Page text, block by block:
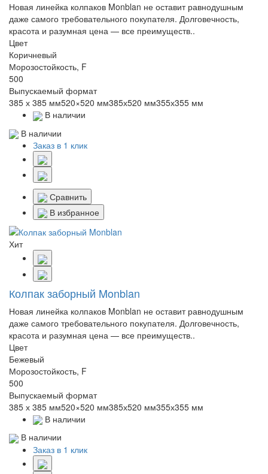
Новая линейка колпаков Monblan не оставит равнодушным
даже самого требовательного покупателя. Долговечность,
красота и разумная цена — все преимуществ..
Цвет
Коричневый
Морозостойкость, F
500
Выпускаемый формат
385 х 385 мм520×520 мм385х520 мм355х355 мм
В наличии
В наличии
Заказ в 1 клик
Сравнить
В избранное
Хит
Колпак заборный Monblan
Новая линейка колпаков Monblan не оставит равнодушным
даже самого требовательного покупателя. Долговечность,
красота и разумная цена — все преимуществ..
Цвет
Бежевый
Морозостойкость, F
500
Выпускаемый формат
385 х 385 мм520×520 мм385х520 мм355х355 мм
В наличии
В наличии
Заказ в 1 клик